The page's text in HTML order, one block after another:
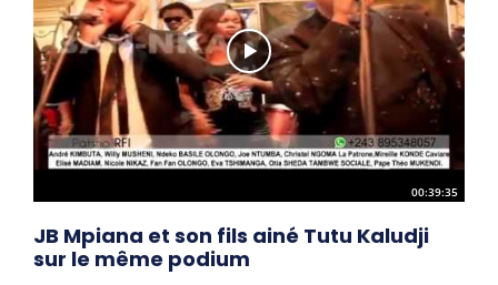
00:39:35
JB Mpiana et son fils ainé Tutu Kaludji
sur le même podium